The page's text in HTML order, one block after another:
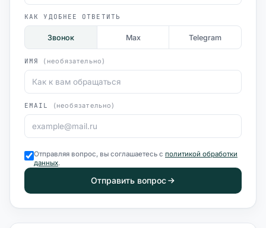
КАК УДОБНЕЕ ОТВЕТИТЬ
Звонок Max Telegram
ИМЯ (необязательно)
EMAIL (необязательно)
Отправляя вопрос, вы соглашаетесь с политикой обработки
данных.
Отправить вопрос